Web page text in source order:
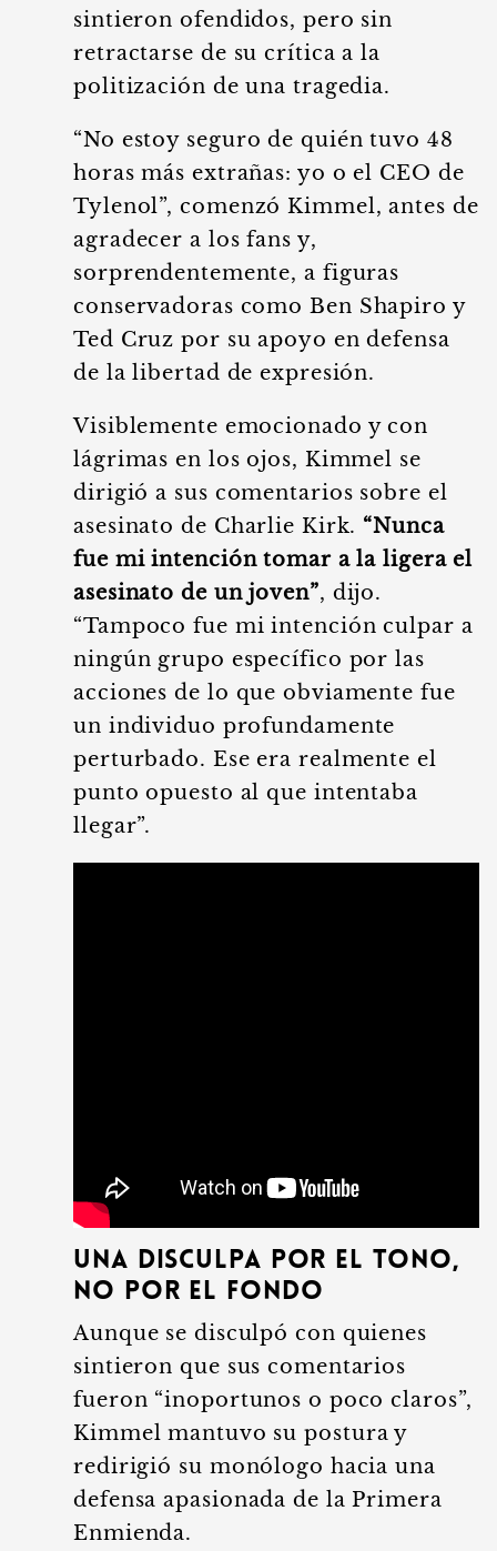
sintieron ofendidos, pero sin
retractarse de su crítica a la
politización de una tragedia.
“No estoy seguro de quién tuvo 48
horas más extrañas: yo o el CEO de
Tylenol”, comenzó Kimmel, antes de
agradecer a los fans y,
sorprendentemente, a figuras
conservadoras como Ben Shapiro y
Ted Cruz por su apoyo en defensa
de la libertad de expresión.
Visiblemente emocionado y con
lágrimas en los ojos, Kimmel se
dirigió a sus comentarios sobre el
asesinato de Charlie Kirk. “Nunca
fue mi intención tomar a la ligera el
asesinato de un joven”, dijo.
“Tampoco fue mi intención culpar a
ningún grupo específico por las
acciones de lo que obviamente fue
un individuo profundamente
perturbado. Ese era realmente el
punto opuesto al que intentaba
llegar”.
Una Disculpa por el Tono,
no por el Fondo
Aunque se disculpó con quienes
sintieron que sus comentarios
fueron “inoportunos o poco claros”,
Kimmel mantuvo su postura y
redirigió su monólogo hacia una
defensa apasionada de la Primera
Enmienda.